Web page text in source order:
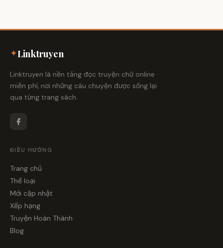
✦Linktruyen
Linktruyen là nền tảng đọc truyện chữ online
miễn phí, nơi những câu chuyện được sống lại
qua từng trang sách.
ĐIỀU HƯỚNG
Trang chủ
Thể loại
Mới cập nhật
Xếp hạng
Truyện Hoàn Thành
Blog